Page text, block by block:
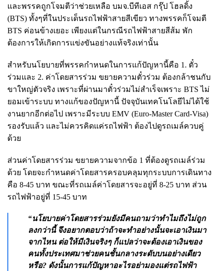
และพรรคถูกโจมตีว่าช่วยเหลือ บมจ.บีทีเอส กรุ๊ป โฮลดิ้ง
(BTS) ทั้งๆที่ในประเด็นรถไฟฟ้าสายสีเขียว ทางพรรคก็โจมตี
BTS ค่อนข้างเยอะ เพียงแต่ในกรณีรถไฟฟ้าสายสีส้ม พัก
ต้องการให้เกิดการแข่งขันอย่างแท้จริงเท่านั้น
สำหรับนโยบายที่พรรคกำหนดในการแก้ปัญหานี้คือ 1. ตั๋ว
ร่วมและ 2. ค่าโดยสารร่วม ขยายความตั๋วร่วม ต้องกล้าชนกับ
ขาใหญ่ตัวจริง เพราะที่ผ่านมาตั๋วร่วมไม่สำเร็จเพราะ BTS ไม่
ยอมเข้าระบบ ทางแก้ของปัญหานี้ ปัจจุบันเทคโนโลยีไม่ได้ใช้
งานยากอีกต่อไป เพราะมีระบบ EMV (Euro-Master Card-Visa)
รองรับแล้ว และไม่ควรคิดแค่รถไฟฟ้า ต้องไปดูรถเมล์ควบคู่
ด้วย
ส่วนค่าโดยสารร่วม ขยายความจากข้อ 1 ที่ต้องดูรถเมล์ร่วม
ด้วย โดยจะกำหนดค่าโดยสารครอบคลุมทุกระบบการเดินทาง
คือ 8-45 บาท ขณะที่รถเมล์ค่าโดยสารจะอยู่ที่ 8-25 บาท ส่วน
รถไฟฟ้าอยู่ที่ 15-45 บาท
“นโยบายค่าโดยสารร่วมยังมีคนถามว่าทำไมถึงไม่ถูก
ลงกว่านี้ จึงอยากตอบว่าถ้าจะทำอย่างนั้นจะเอาเงินมา
จากไหน ต่อให้มีเงินจริงๆ ก็แปลว่าจะต้องเอาเงินของ
คนทั้งประเทศมาช่วยคนชั้นกลางระดับบนอย่างเดียว
หรือ? ดังนั้นการแก้ปัญหาอะไรอย่ามองแต่รถไฟฟ้า